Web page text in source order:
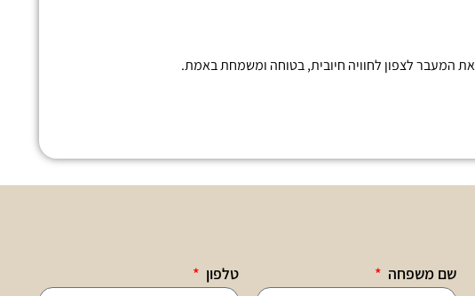
את המעבר לצפון לחוויה חיובית, בטוחה ומשמחת באמת.
שם משפחה טלפון